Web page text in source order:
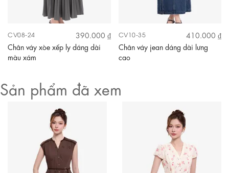
CV08-24
390.000 ₫
Chân váy xòe xếp ly dáng dài
màu xám
CV10-35
410.000 ₫
Chân váy jean dáng dài lưng
cao
Sản phẩm đã xem